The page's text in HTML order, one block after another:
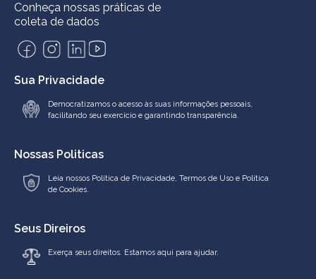
Conheça nossas práticas de
coleta de dados
Sua Privacidade
Democratizamos o acesso às suas informações pessoais,
facilitando seu exercício e garantindo transparência.
Nossas Politicas
Leia nossos Política de Privacidade,Termos de Uso e Política
de Cookies.
Seus Direiros
Exerça seus direitos. Estamos aqui para ajudar.